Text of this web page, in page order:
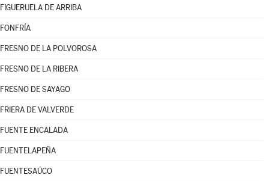
FIGUERUELA DE ARRIBA
FONFRÍA
FRESNO DE LA POLVOROSA
FRESNO DE LA RIBERA
FRESNO DE SAYAGO
FRIERA DE VALVERDE
FUENTE ENCALADA
FUENTELAPEÑA
FUENTESAÚCO